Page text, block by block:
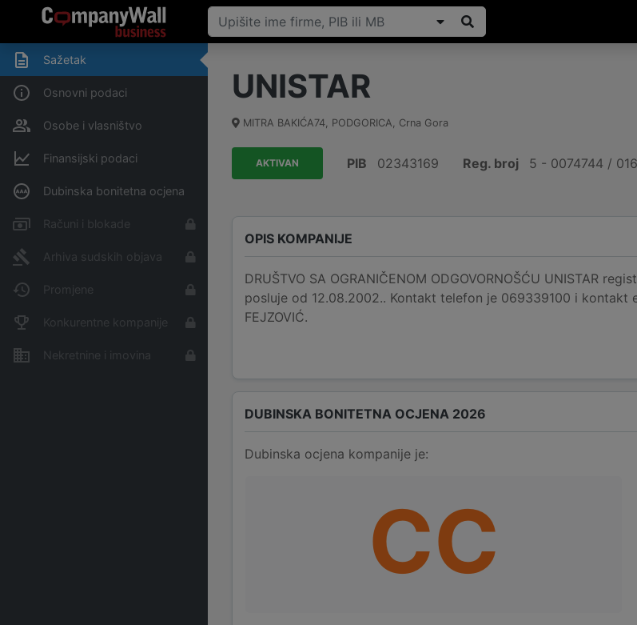
Sažetak
Osnovni podaci
Osobe i vlasništvo
Finansijski podaci
Dubinska bonitetna ocjena
Računi i blokade
Arhiva sudskih objava
Promjene
Konkurentne kompanije
Nekretnine i imovina
UNISTAR
MITRA BAKIĆA74, PODGORICA, Crna Gora
AKTIVAN PIB 02343169 Reg. broj 5 - 0074744 / 016
OPIS KOMPANIJE
DRUŠTVO SA OGRANIČENOM ODGOVORNOŠĆU UNISTAR
posluje od 12.08.2002.. Kontakt telefon je 069339100 i
FEJZOVIĆ.
DUBINSKA BONITETNA OCJENA 2026
Dubinska ocjena kompanije je:
CC